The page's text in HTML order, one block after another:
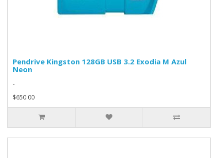
Pendrive Kingston 128GB USB 3.2 Exodia M Azul
Neon
..
$650.00